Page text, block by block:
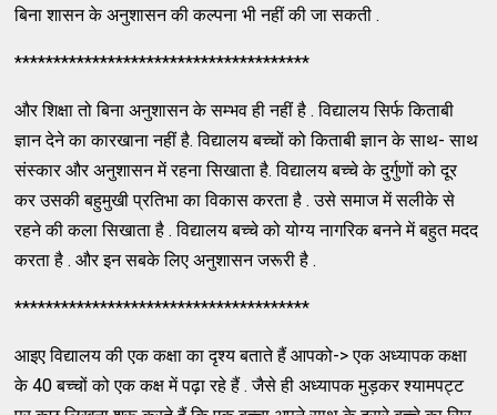
बिना शासन के अनुशासन की कल्पना भी नहीं की जा सकती .
**************************************
और शिक्षा तो बिना अनुशासन के सम्भव ही नहीं है . विद्यालय सिर्फ किताबी
ज्ञान देने का कारखाना नहीं है. विद्यालय बच्चों को किताबी ज्ञान के साथ- साथ
संस्कार और अनुशासन में रहना सिखाता है. विद्यालय बच्चे के दुर्गुणों को दूर
कर उसकी बहुमुखी प्रतिभा का विकास करता है . उसे समाज में सलीके से
रहने की कला सिखाता है . विद्यालय बच्चे को योग्य नागरिक बनने में बहुत मदद
करता है . और इन सबके लिए अनुशासन जरूरी है .
**************************************
आइए विद्यालय की एक कक्षा का दृश्य बताते हैं आपको-> एक अध्यापक कक्षा
के 40 बच्चों को एक कक्ष में पढ़ा रहे हैं . जैसे ही अध्यापक मुड़कर श्यामपट्ट